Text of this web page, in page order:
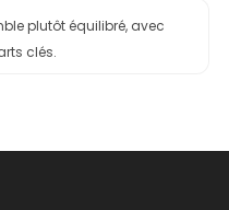
plutôt équilibré, avec
clés.